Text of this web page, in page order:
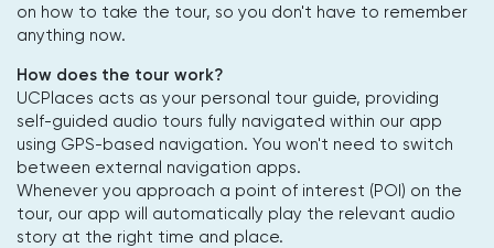
on how to take the tour, so you don't have to remember
anything now.
How does the tour work?
UCPlaces acts as your personal tour guide, providing
self-guided audio tours fully navigated within our app
using GPS-based navigation. You won't need to switch
between external navigation apps.
Whenever you approach a point of interest (POI) on the
tour, our app will automatically play the relevant audio
story at the right time and place.